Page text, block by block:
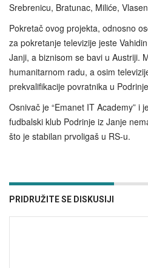
Srebrenicu, Bratunac, Miliće,
Pokretač ovog projekta, odnosno
za pokretanje televizije jeste
Janji, a biznisom se bavi u Austriji.
humanitarnom radu, a osim
prekvalifikacije povratnika u
Osnivač je “Emanet IT Academy” i
fudbalski klub Podrinje iz Janje
što je stabilan prvoligaš u RS-u.
PRIDRUŽITE SE DISKUSIJI